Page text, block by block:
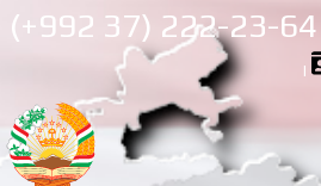
Skip to
main
content
(+992 37) 222-23-
|